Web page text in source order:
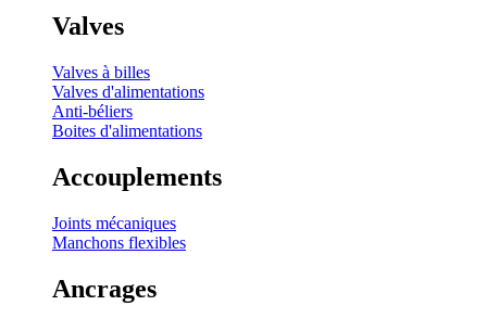
Valves
Valves à billes
Valves d'alimentations
Anti-béliers
Boites d'alimentations
Accouplements
Joints mécaniques
Manchons flexibles
Ancrages